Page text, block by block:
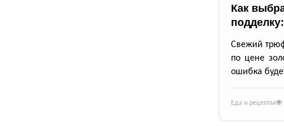
Как
Свежий
по цене
ошибка
Еда и рецепты